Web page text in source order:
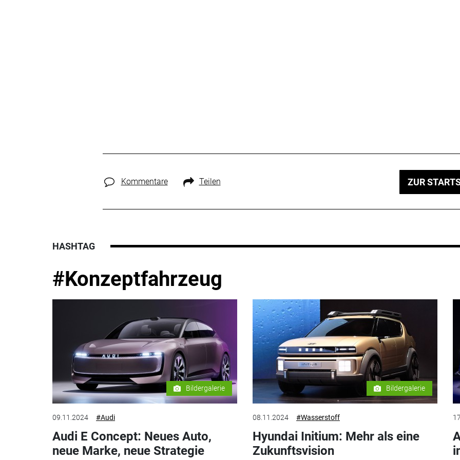
Kommentare Teilen ZUR
HASHTAG
#Konzeptfahrzeug
Bildergalerie
09.11.2024 #Audi
Audi E Concept: Neues Auto,
neue Marke, neue Strategie
Bildergalerie
08.11.2024 #Wasserstoff
Hyundai Initium: Mehr als eine
Zukunftsvision